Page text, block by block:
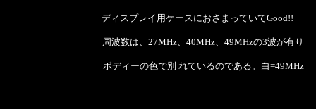
ディスプレイ用ケースにおさまっていてGood!!
周波数は、27MHz、40MHz、49MHzの3波が有り
ボディーの色で別 れているのである。白=49MHz